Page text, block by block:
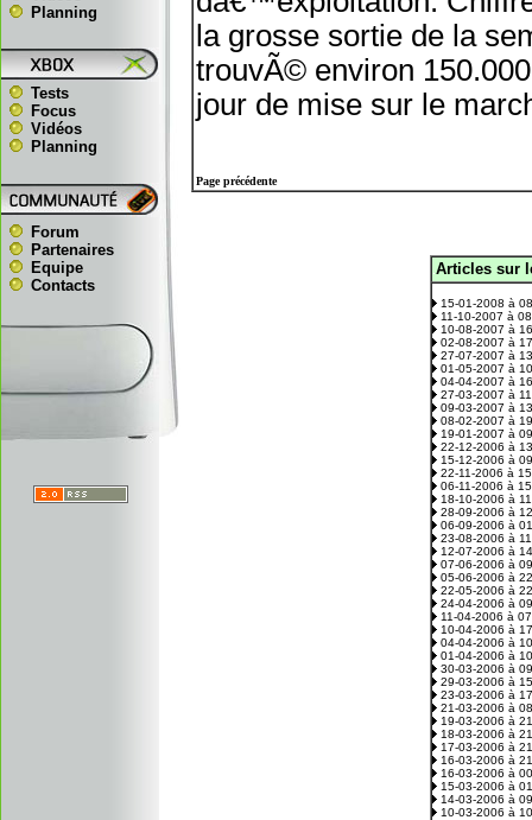
Planning
Tests
Focus
Vidéos
Planning
Forum
Partenaires
Equipe
Contacts
la grosse sortie de la
trouvÃ© environ
jour de mise sur le
Page précédente
Articles sur
15-01-2008 à
11-10-2007 à
10-08-2007 à
02-08-2007 à
27-07-2007 à
01-05-2007 à
04-04-2007 à
27-03-2007 à
09-03-2007 à
08-02-2007 à
19-01-2007 à
22-12-2006 à
15-12-2006 à
22-11-2006 à
06-11-2006 à
18-10-2006 à
28-09-2006 à
06-09-2006 à
23-08-2006 à
12-07-2006 à
07-06-2006 à
05-06-2006 à
22-05-2006 à
24-04-2006 à
11-04-2006 à
10-04-2006 à
04-04-2006 à
01-04-2006 à
30-03-2006 à
29-03-2006 à
23-03-2006 à
21-03-2006 à
19-03-2006 à
18-03-2006 à
17-03-2006 à
16-03-2006 à
16-03-2006 à
15-03-2006 à
14-03-2006 à
10-03-2006 à